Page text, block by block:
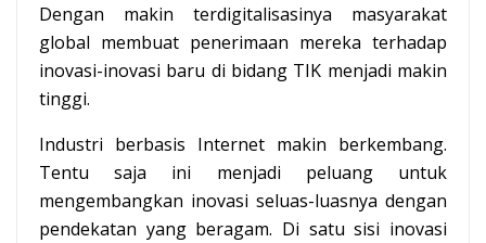
Dengan makin terdigitalisasinya masyarakat
global membuat penerimaan mereka terhadap
inovasi-inovasi baru di bidang TIK menjadi makin
tinggi.
Industri berbasis Internet makin berkembang.
Tentu saja ini menjadi peluang untuk
mengembangkan inovasi seluas-luasnya dengan
pendekatan yang beragam. Di satu sisi inovasi